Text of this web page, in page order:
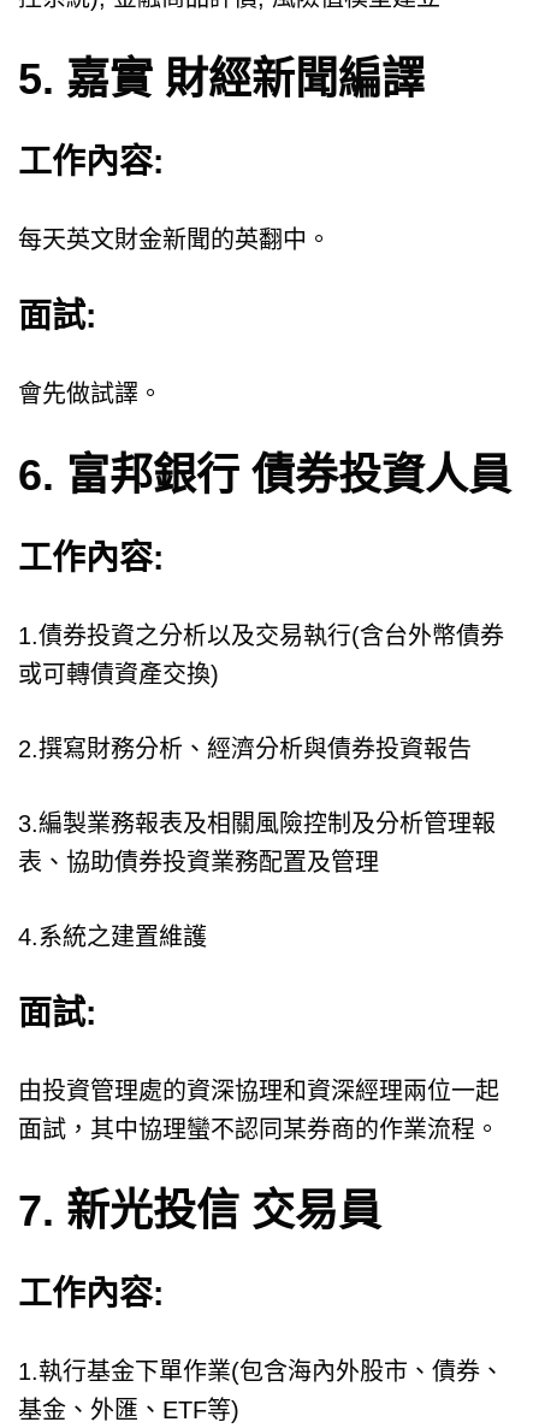
5. 嘉實 財經新聞編譯
工作內容:
每天英文財金新聞的英翻中。
面試:
會先做試譯。
6. 富邦銀行 債券投資人員
工作內容:
1.債券投資之分析以及交易執行(含台外幣債券
或可轉債資產交換)
2.撰寫財務分析、經濟分析與債券投資報告
3.編製業務報表及相關風險控制及分析管理報
表、協助債券投資業務配置及管理
4.系統之建置維護
面試:
由投資管理處的資深協理和資深經理兩位一起
面試，其中協理蠻不認同某券商的作業流程。
7. 新光投信 交易員
工作內容:
1.執行基金下單作業(包含海內外股市、債券、
基金、外匯、ETF等)